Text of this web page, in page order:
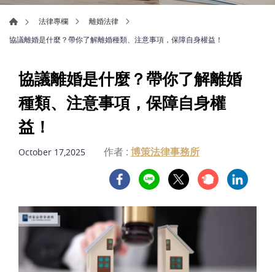
法律專欄
離婚法律
協議離婚是什麼？帶你了解離婚種類、注意事項，保障自身權益！
協議離婚是什麼？帶你了解離婚
種類、注意事項，保障自身權
益！
October 17,2025 作者 : 博策法律事務所